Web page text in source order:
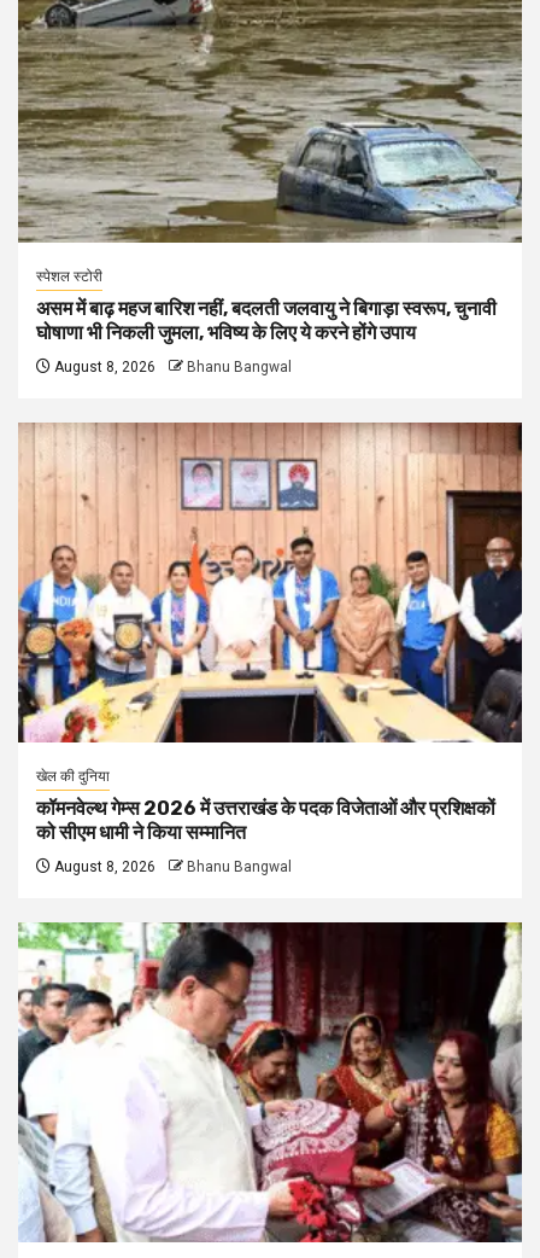
स्पेशल स्टोरी
असम में बाढ़ महज बारिश नहीं, बदलती जलवायु ने बिगाड़ा स्वरूप, चुनावी
घोषाणा भी निकली जुमला, भविष्य के लिए ये करने होंगे उपाय
August 8, 2026 Bhanu Bangwal
खेल की दुनिया
कॉमनवेल्थ गेम्स 2026 में उत्तराखंड के पदक विजेताओं और प्रशिक्षकों
को सीएम धामी ने किया सम्मानित
August 8, 2026 Bhanu Bangwal